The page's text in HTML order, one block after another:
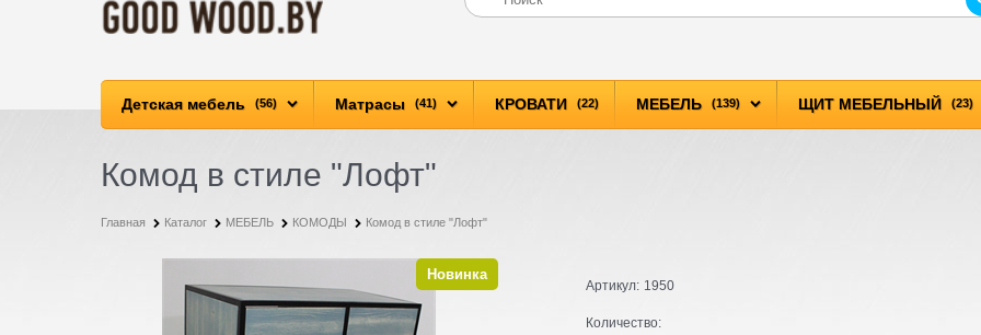
Детская мебель (56) Матрасы (41) КРОВАТИ (22) МЕБЕЛЬ (139) ЩИТ МЕБЕЛЬНЫЙ (23)
Комод в стиле "Лофт"
Главная Каталог МЕБЕЛЬ КОМОДЫ Комод в стиле "Лофт"
Новинка
Артикул: 1950
Количество: